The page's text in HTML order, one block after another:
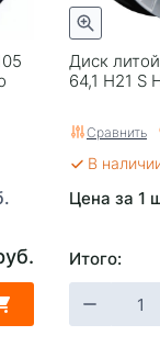
Диск
64,1 H21 S
Сравнить
В
Цена за 1
Итого: